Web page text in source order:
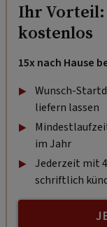
Ihr Vorteil:
kostenlos
15x nach Hause
Wunsch-
liefern lassen
im Jahr
Jederzeit mit
schriftlich